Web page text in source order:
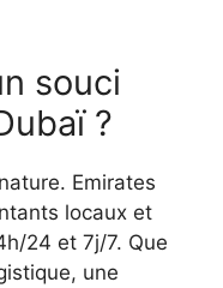
souci
?
Emirates
locaux et
24 et 7j/7. Que
une